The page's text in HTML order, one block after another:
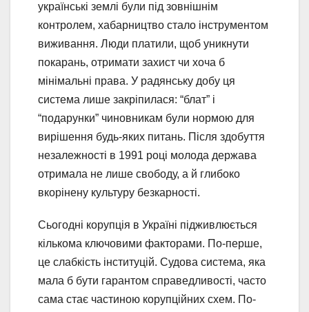
українські землі були під зовнішнім
контролем, хабарництво стало інструментом
виживання. Люди платили, щоб уникнути
покарань, отримати захист чи хоча б
мінімальні права. У радянську добу ця
система лише закріпилася: “блат” і
“подарунки” чиновникам були нормою для
вирішення будь-яких питань. Після здобуття
незалежності в 1991 році молода держава
отримала не лише свободу, а й глибоко
вкорінену культуру безкарності.
Сьогодні корупція в Україні підживлюється
кількома ключовими факторами. По-перше,
це слабкість інституцій. Судова система, яка
мала б бути гарантом справедливості, часто
сама стає частиною корупційних схем. По-